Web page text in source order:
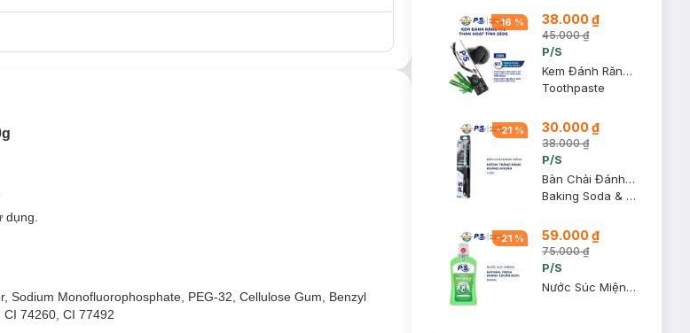
230g
trong công thức P/S mang lại hiệu quả bảo vệ răng miệng vượt
Sodium Monofluorophosphate, PEG-32, Cellulose Gum, Benzyl
74260, CI 77492
-16 % 38.000 ₫
45.000 ₫
P/S
Kem Đánh Răng P/S Trắng Răng Than Hoạt Tính 230g
Toothpaste
-21 % 30.000 ₫
38.000 ₫
P/S
Bàn Chải Đánh Răng P/S Detox Trắng Răng Kháng Khuẩn (1 Cây)
Baking Soda & Silver Charcoal
-21 % 59.000 ₫
75.000 ₫
P/S
Nước Súc Miệng P/S Natural Fresh Kháng Khuẩn 500ml